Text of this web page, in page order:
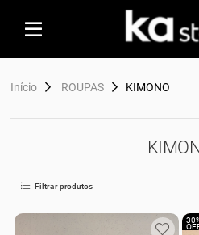
Criar nova
Início ROUPAS KIMONO
Filtrar produtos